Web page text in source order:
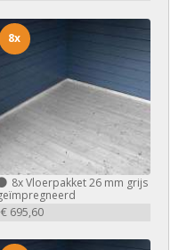
8xVloerpakket 26 mm grijs
695,60
8x